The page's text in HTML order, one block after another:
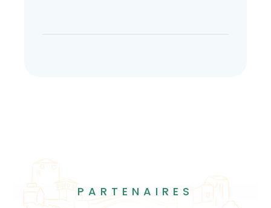
PARTENAIRES